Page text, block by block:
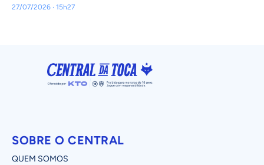
27/07/2026 · 15h27
SOBRE O CENTRAL
QUEM SOMOS